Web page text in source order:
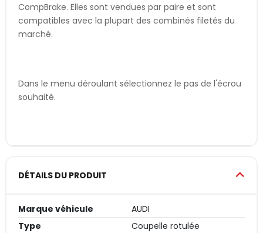
CompBrake. Elles sont vendues par paire et sont
compatibles avec la plupart des combinés filetés du
marché.
Dans le menu déroulant sélectionnez le pas de l'écrou
souhaité.
DÉTAILS DU PRODUIT
Marque véhicule
AUDI
Type
Coupelle rotulée